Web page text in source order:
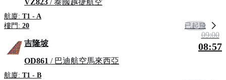
VZ823 / 泰國越捷航空
航廈: T1 - A
樓門: 20 已起飛
吉隆坡
OD861 / 巴迪航空馬來西亞
航廈: T1 - B
09:00
08:57